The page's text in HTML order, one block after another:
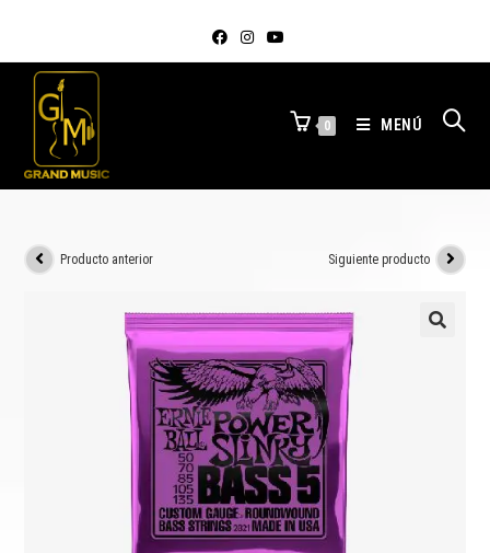
0 MENÚ
Producto anterior Siguiente producto